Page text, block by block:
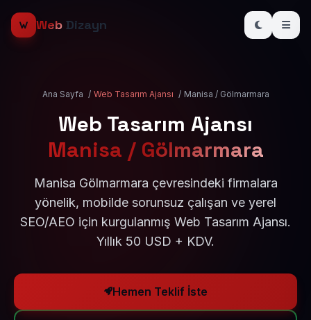
Web Dizayn
Ana Sayfa / Web Tasarım Ajansı / Manisa / Gölmarmara
Web Tasarım Ajansı
Manisa / Gölmarmara
Manisa Gölmarmara çevresindeki firmalara
yönelik, mobilde sorunsuz çalışan ve yerel
SEO/AEO için kurgulanmış Web Tasarım Ajansı.
Yıllık 50 USD + KDV.
Hemen Teklif İste